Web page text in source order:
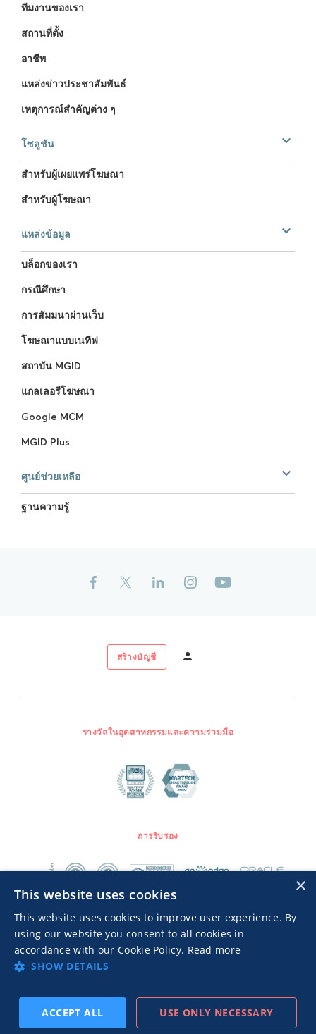
ทีมงานของเรา
สถานที่ตั้ง
อาชีพ
แหล่งข่าวประชาสัมพันธ์
เหตุการณ์สำคัญต่าง ๆ
โซลูชัน
สำหรับผู้เผยแพร่โฆษณา
สำหรับผู้โฆษณา
แหล่งข้อมูล
บล็อกของเรา
กรณีศึกษา
การสัมมนาผ่านเว็บ
โฆษณาแบบเนทีฟ
สถาบัน MGID
แกลเลอรีโฆษณา
Google MCM
MGID Plus
ศูนย์ช่วยเหลือ
ฐานความรู้
สร้างบัญชี
รางวัลในอุตสาหกรรมและความร่วมมือ
© 2026 MGID Inc. สงวนลิขสิทธิ์
Advertisers TOS
การรับรอง
×
This website uses cookies
This website uses cookies to improve user experience. By
using our website you consent to all cookies in
accordance with our Cookie Policy. Read more
SHOW DETAILS
ACCEPT ALL USE ONLY NECESSARY